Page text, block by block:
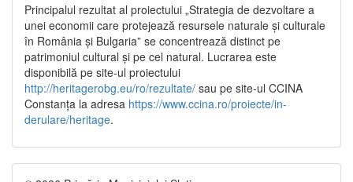
Principalul rezultat al proiectului „Strategia de dezvoltare a
unei economii care protejează resursele naturale și culturale
în România și Bulgaria” se concentrează distinct pe
patrimoniul cultural și pe cel natural. Lucrarea este
disponibilă pe site-ul proiectului
http://heritagerobg.eu/ro/rezultate/ sau pe site-ul CCINA
Constanța la adresa https://www.ccina.ro/proiecte/in-
derulare/heritage.